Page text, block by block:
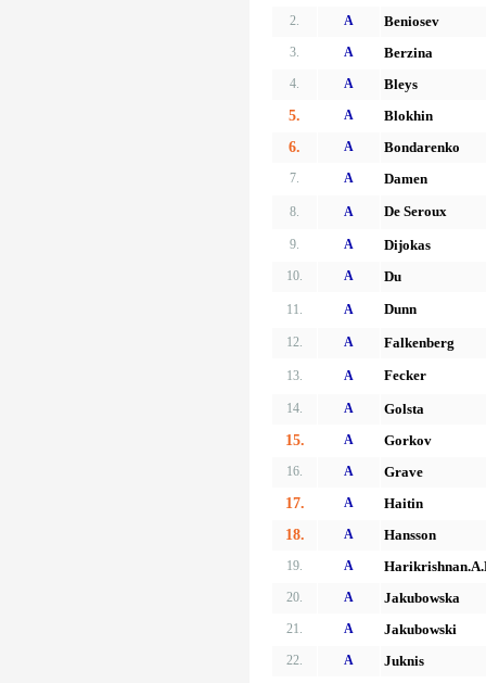
2. A Beniosev
3. A Berzina
4. A
Bleys
5.
A
Blokhin
6.
A Bondarenko
7. A Damen
8. A De Seroux
9. A Dijokas
10. A Du
11. A Dunn
12. A Falkenberg
13. A Fecker
14. A
Golsta
15.
A Gorkov
16. A
Grave
17.
A
Haitin
18.
A Hansson
19. A
20. A Jakubowska
21. A Jakubowski
22. A Juknis